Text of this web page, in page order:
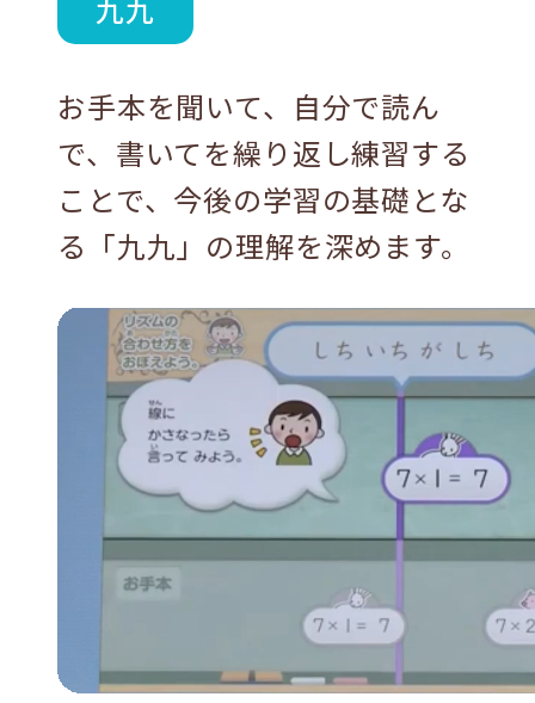
九九
お⼿本を聞いて、⾃分で読ん
で、書いてを繰り返し練習する
ことで、今後の学習の基礎とな
る「九九」の理解を深めます。